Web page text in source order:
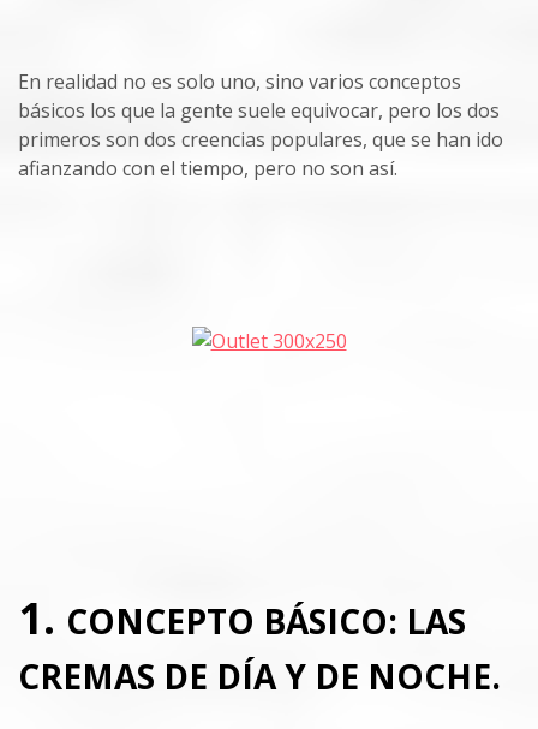
En realidad no es solo uno, sino varios conceptos
básicos los que la gente suele equivocar, pero los dos
primeros son dos creencias populares, que se han ido
afianzando con el tiempo, pero no son así.
1. CONCEPTO BÁSICO: LAS
CREMAS DE DÍA Y DE NOCHE.